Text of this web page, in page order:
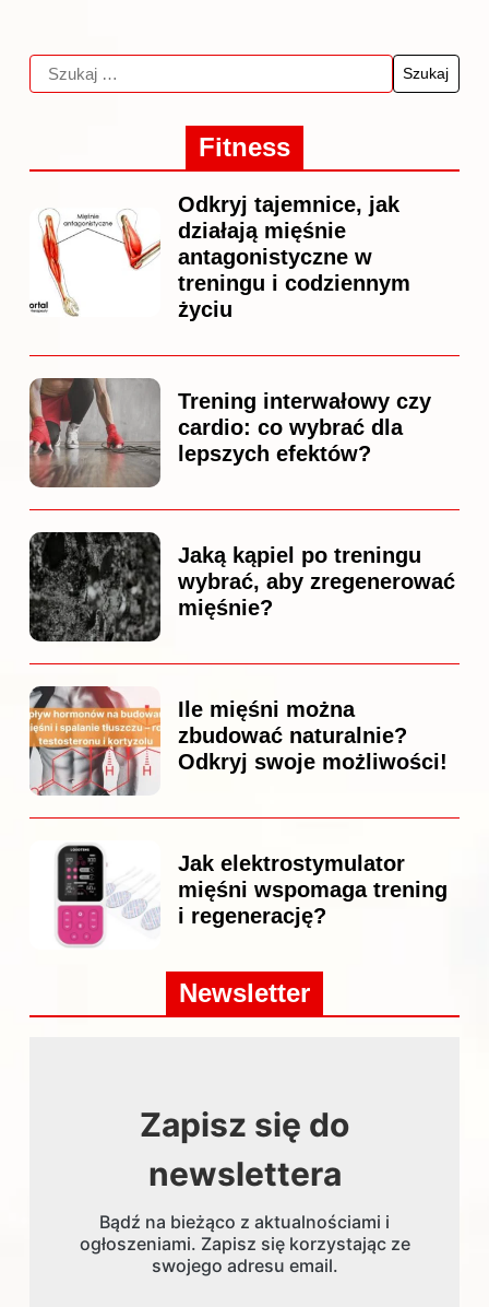
Fitness
Odkryj tajemnice, jak
działają mięśnie
antagonistyczne w
treningu i codziennym
życiu
Trening interwałowy czy
cardio: co wybrać dla
lepszych efektów?
Jaką kąpiel po treningu
wybrać, aby zregenerować
mięśnie?
Ile mięśni można
zbudować naturalnie?
Odkryj swoje możliwości!
Jak elektrostymulator
mięśni wspomaga trening
i regenerację?
Newsletter
Zapisz się do
newslettera
Bądź na bieżąco z aktualnościami i
ogłoszeniami. Zapisz się korzystając ze
swojego adresu email.